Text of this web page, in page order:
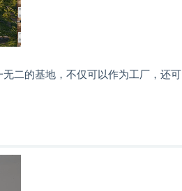
二的基地，不仅可以作为工厂，还